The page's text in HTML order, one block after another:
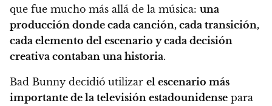
que fue mucho más allá de la música: una
producción donde cada canción, cada transición,
cada elemento del escenario y cada decisión
creativa contaban una historia.
Bad Bunny decidió utilizar el escenario más
importante de la televisión estadounidense para